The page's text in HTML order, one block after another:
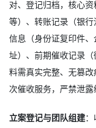
对、登记归档，核心
等）、转账记录（银
信息（身份证复印件
址）、前期催收记录
料需真实完整、无篡
次催收服务，严禁泄露
立案登记与团队组建